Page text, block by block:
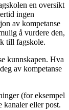
en oversikt
ingen
av kompetanse
å vurdere den,
till fagskole.
kunnskapen. Hva
av kompetanse
(for eksempel
kanaler eller post.